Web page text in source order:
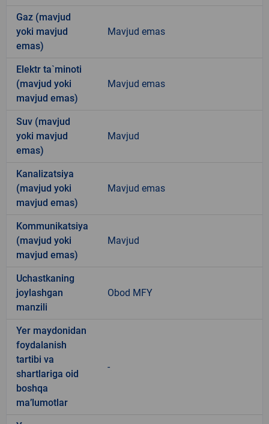
Gaz (mavjud
yoki mavjud
emas)
Mavjud emas
Elektr ta`minoti
(mavjud yoki
mavjud emas)
Mavjud emas
Suv (mavjud
yoki mavjud
emas)
Mavjud
Kanalizatsiya
(mavjud yoki
mavjud emas)
Mavjud emas
Kommunikatsiya
(mavjud yoki
mavjud emas)
Mavjud
Uchastkaning
joylashgan
manzili
Obod MFY
Yer maydonidan
foydalanish
tartibi va
shartlariga oid
boshqa
ma’lumotlar
-